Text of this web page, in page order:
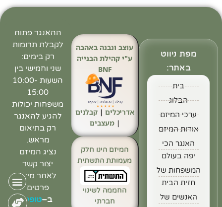
מפת ניווט
באתר:
בית
הבלוג
ערכי המיזם
אודות המיזם
האנגר הכי
יפה בעולם
המשפחות של
חזית הבית
האנשים של
ההאנגר פתוח
לקבלת תרומות
רק בימים:
שני וחמישי בין
השעות 10:00-
15:00
משפחות יכולות
להגיע להאנגר
רק בתיאום
מראש.
נציג המיזם
יצור קשר
לאחר מילוי
פרטים
ב–טופס
עוצב ונבנה באהבה
ע"י קהילת הבנייה
BNF
אדריכלים | קבלנים
|מעצבים
המיזם הינו חלק
מעמותת התשתית
החממה לשינוי
חברתי